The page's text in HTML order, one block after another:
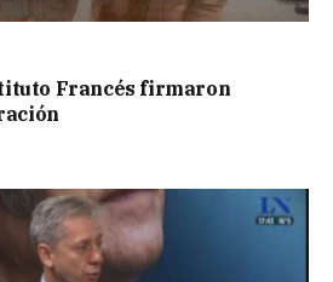
Francés firmaron